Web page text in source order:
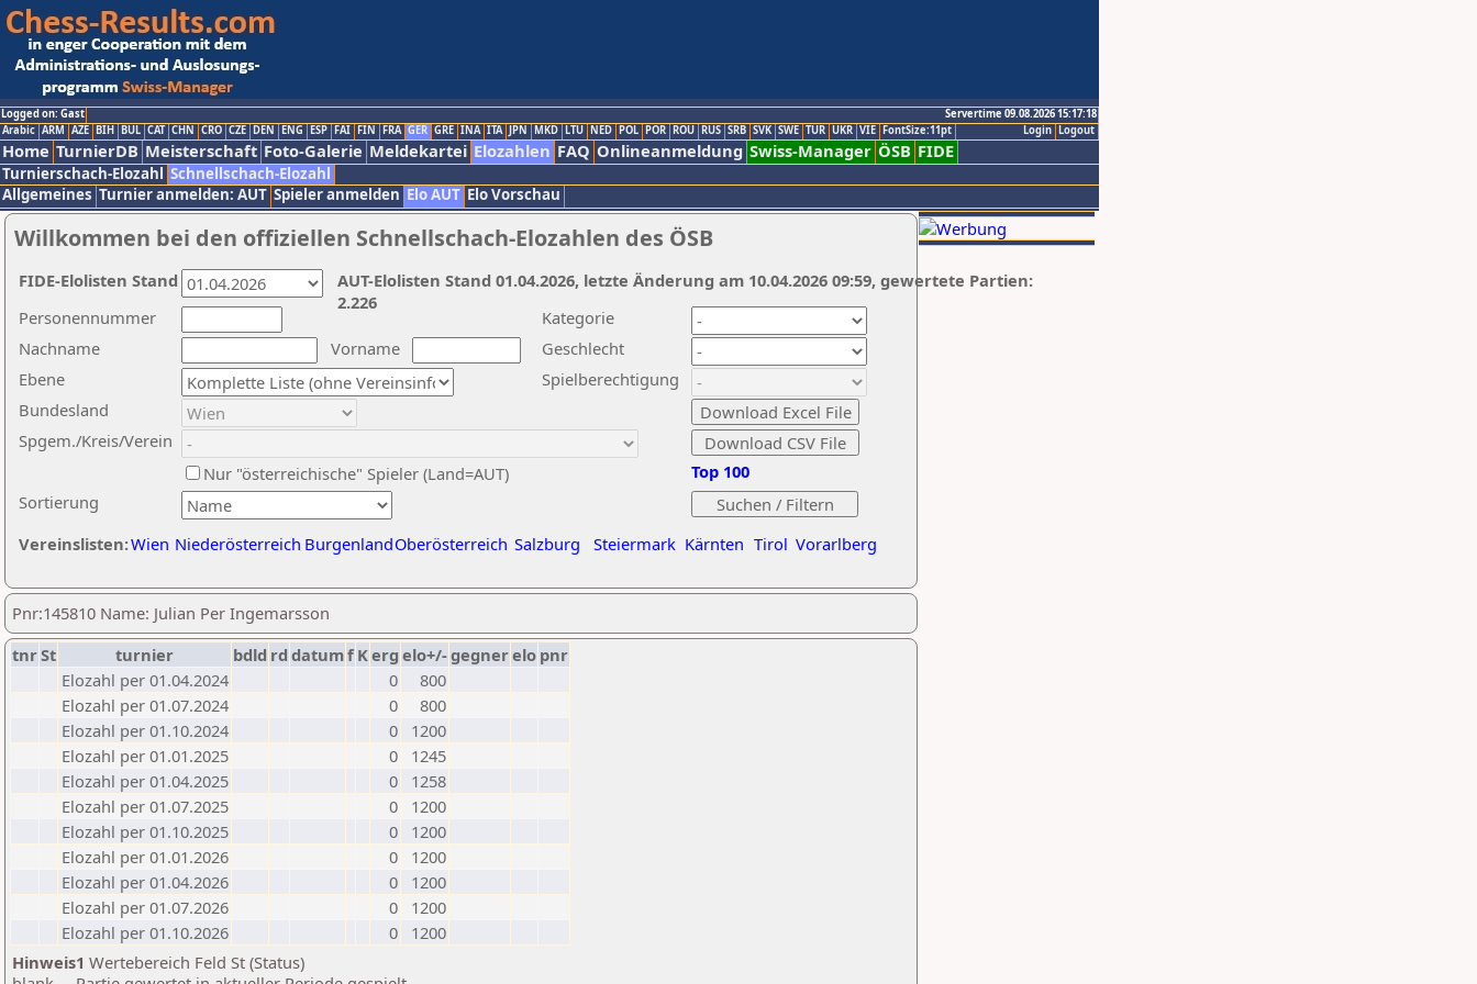
Logged on: Gast
Servertime 09.08.2026 15:17:18
Logout
Login
Arabic ARM AZE BIH BUL CAT CHN CRO CZE DEN ENG ESP FAI FIN FRA GER GRE INA ITA JPN MKD LTU NED POL POR ROU RUS SRB SVK SWE TUR UKR VIE FontSize:11pt
Home TurnierDB Meisterschaft Foto-Galerie Meldekartei Elozahlen FAQ Onlineanmeldung Swiss-Manager ÖSB FIDE
Turnierschach-Elozahl Schnellschach-Elozahl
Allgemeines Turnier anmelden: AUT Spieler anmelden Elo AUT Elo Vorschau
Willkommen bei den offiziellen Schnellschach-Elozahlen des ÖSB
Nachname
Vorname
Ebene
Kategorie
Sortierung
Personennummer
Bundesland
Spgem./Kreis/Verein
Geschlecht
Nur "österreichische" Spieler (Land=AUT)
Spielberechtigung
Vereinslisten:Wien Niederösterreich BurgenlandOberösterreich Salzburg Steiermark Kärnten Tirol Vorarlberg
Top 100
AUT-Elolisten Stand 01.04.2026, letzte Änderung am 10.04.2026 09:59, gewertete Partien:
2.226
FIDE-Elolisten Stand
Pnr:145810 Name: Julian Per Ingemarsson
tnrSt turnier bdld rd datumf Kerg elo+/-gegnerelo pnr
Elozahl per 01.04.2024
0
800
Elozahl per 01.07.2024
0
800
Elozahl per 01.10.2024
0
1200
Elozahl per 01.01.2025
0
1245
Elozahl per 01.04.2025
0
1258
Elozahl per 01.07.2025
0
1200
Elozahl per 01.10.2025
0
1200
Elozahl per 01.01.2026
0
1200
Elozahl per 01.04.2026
0
1200
Elozahl per 01.07.2026
0
1200
Elozahl per 01.10.2026
0
1200
Hinweis1 Wertebereich Feld St (Status)